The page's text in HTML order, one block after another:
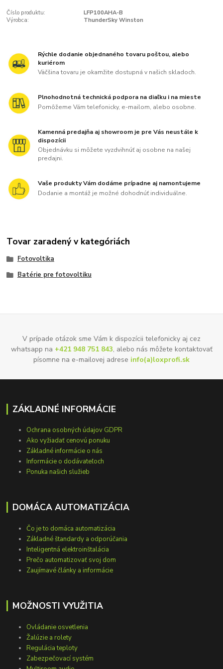
Číslo produktu:
LFP100AHA-B
Výrobca:
ThunderSky Winston
Rýchle dodanie objednaného tovaru poštou, alebo
kuriérom
Väčšina tovaru je okamžite dostupná v našich skladoch.
Plnohodnotná technická podpora na diaľku i na mieste
Pomôžeme Vám telefonicky, e-mailom, alebo osobne.
Kamenná predajňa aj showroom je pre Vás neustále k
dispozícii
Objednávku si môžete vyzdvihnúť aj osobne na našej
predajni.
Vaše produkty Vám dodáme prípadne aj namontujeme
Dodanie a montáž je možné dohodnúť individuálne.
Tovar zaradený v kategóriách
Fotovoltika
Batérie pre fotovoltiku
V prípade otázok sme Vám k dispozícii telefonicky aj cez
whatsapp na +421 948 751 843, alebo nás môžete kontaktovať
písomne na e-mailovej adrese info(a)loxprofi.sk
ZÁKLADNÉ INFORMÁCIE
Ochrana osobných údajov GDPR
Ako vyžiadať cenovú ponuku
Základné informácie o nás
Informácie o dodávateľoch
Ponuka našich služieb
DOMÁCA AUTOMATIZÁCIA
Čo je to domáca automatizácia
Základné štandardy a odporúčania
Inteligentná elektroinštalácia
Prečo automatizovať svoj dom
Zaujímavé články a informácie
MOŽNOSTI VYUŽITIA
Ovládanie osvetlenia
Žalúzie a rolety
Regulácia teploty
Zabezpečovací systém